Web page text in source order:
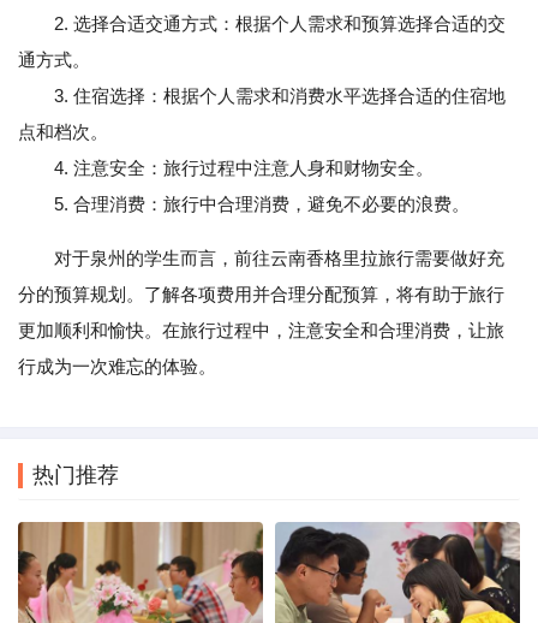
2. 选择合适交通方式：根据个人需求和预算选择合适的交
通方式。
3. 住宿选择：根据个人需求和消费水平选择合适的住宿地
点和档次。
4. 注意安全：旅行过程中注意人身和财物安全。
5. 合理消费：旅行中合理消费，避免不必要的浪费。
对于泉州的学生而言，前往云南香格里拉旅行需要做好充
分的预算规划。了解各项费用并合理分配预算，将有助于旅行
更加顺利和愉快。在旅行过程中，注意安全和合理消费，让旅
行成为一次难忘的体验。
热门推荐